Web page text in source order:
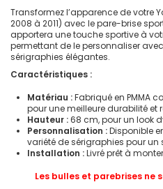
Transformez l’apparence de votre
2008 à 2011) avec le pare-brise
apportera une touche sportive à
permettant de le personnaliser
sérigraphies élégantes.
Caractéristiques :
Matériau :Fabriqué en PMMA
pour une meilleure durabilité
Hauteur :68 cm, pour un look
Personnalisation :Disponible
variété de sérigraphies pour un
Installation :Livré prêt à
Les bulles et parebrises ne